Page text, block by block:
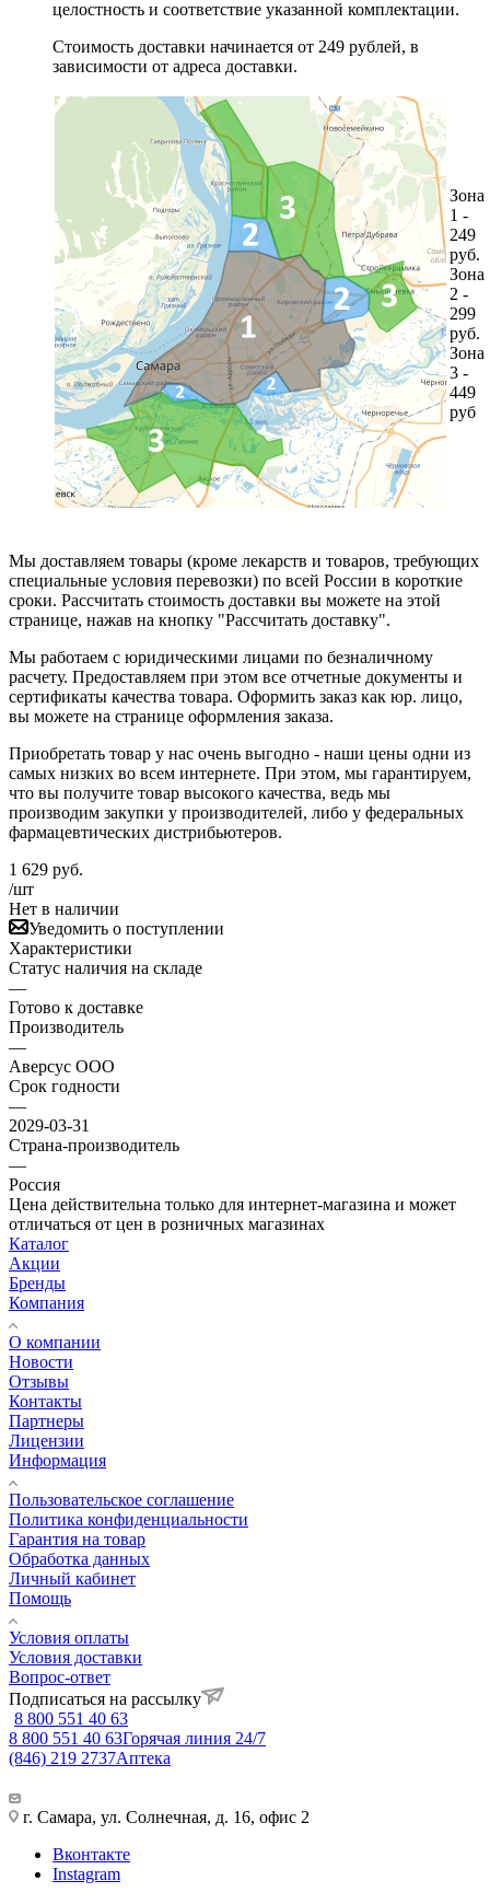
целостность и соответствие указанной комплектации.
Стоимость доставки начинается от 249 рублей, в
зависимости от адреса доставки.
Зона
1 -
249
руб.
Зона
2 -
299
руб.
Зона
3 -
449
руб
Мы доставляем товары (кроме лекарств и товаров, требующих
специальные условия перевозки) по всей России в короткие
сроки. Рассчитать стоимость доставки вы можете на этой
странице, нажав на кнопку "Рассчитать доставку".
Мы работаем с юридическими лицами по безналичному
расчету. Предоставляем при этом все отчетные документы и
сертификаты качества товара. Оформить заказ как юр. лицо,
вы можете на странице оформления заказа.
Приобретать товар у нас очень выгодно - наши цены одни из
самых низких во всем интернете. При этом, мы гарантируем,
что вы получите товар высокого качества, ведь мы
производим закупки у производителей, либо у федеральных
фармацевтических дистрибьютеров.
1 629 руб.
/шт
Нет в наличии
Уведомить о поступлении
Характеристики
Статус наличия на складе
—
Готово к доставке
Производитель
—
Аверсус ООО
Срок годности
—
2029-03-31
Страна-производитель
—
Россия
Цена действительна только для интернет-магазина и может
отличаться от цен в розничных магазинах
Каталог
Акции
Бренды
Компания
О компании
Новости
Отзывы
Контакты
Партнеры
Лицензии
Информация
Пользовательское соглашение
Политика конфиденциальности
Гарантия на товар
Обработка данных
Личный кабинет
Помощь
Условия оплаты
Условия доставки
Вопрос-ответ
Подписаться на рассылку
8 800 551 40 63
8 800 551 40 63Горячая линия 24/7
(846) 219 2737Аптека
г. Самара, ул. Солнечная, д. 16, офис 2
Вконтакте
Instagram